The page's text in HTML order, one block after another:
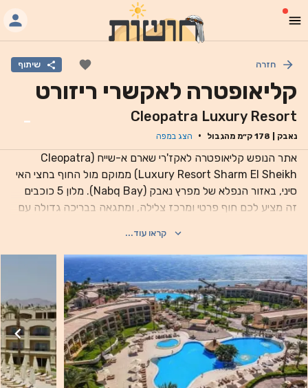
חזרה שיתוף
קליאופטרה לאקשרי ריזורט
Cleopatra Luxury Resort
נאבק 178 ק״מ מהגבול · הצג במפה
-
אתר הנופש קליאופטרה לאקז'רי שארם א-שייח (Cleopatra
Luxury Resort Sharm El Sheikh) ממוקם מול החוף בחצי האי
סיני, באזור הנפלא של מפרץ נאבק (Nabq Bay). מלון 5 כוכבים
זה מציע לכם חוף פרטי ומרכז צלילה, ומתגאה בבריכה גדולה עם
7 ק"מ משם. חדרי המלון מציעים עיצוב אלגנטי, טלוויזיות בלוויין עם
מסך שטוח, מיזוג אוויר ומיני בר. אתר הנופש זה בשארם א-שייח
(Sharm El Sheikh), מציע תוכנית הפעלה מלאת אירועים, לרבות
מפגשי התעמלות מים (aqua fit) בבקרים. ילדים יוכלו ליהנות
מבריכה משלהם. אתר הנופש נמצא במרחק 17 ק"מ ממפרץ נעמה
(Naama Bay), ומציע שירות הסעות יומי על פי דרישה.
קראו עוד...